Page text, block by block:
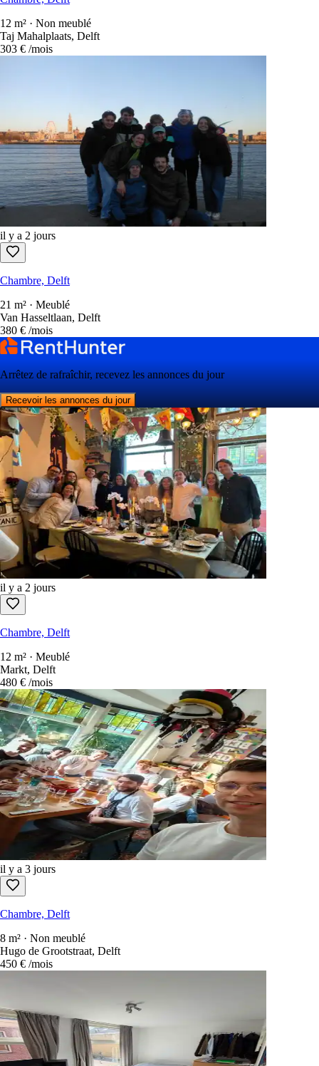
12 m² · Non meublé
Taj Mahalplaats, Delft
303 € /mois
il y a 2 jours
Chambre, Delft
21 m² · Meublé
Van Hasseltlaan, Delft
380 € /mois
Arrêtez de rafraîchir, recevez les annonces du jour
Recevoir les annonces du jour
il y a 2 jours
Chambre, Delft
12 m² · Meublé
Markt, Delft
480 € /mois
il y a 3 jours
Chambre, Delft
8 m² · Non meublé
Hugo de Grootstraat, Delft
450 € /mois